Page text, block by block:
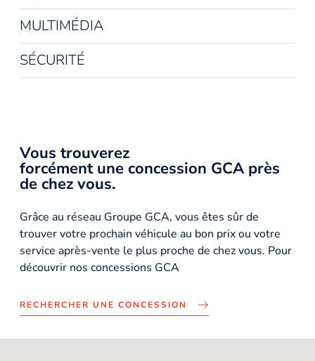
MULTIMÉDIA
SÉCURITÉ
Vous trouverez
forcément une concession GCA près
de chez vous.
Grâce au réseau Groupe GCA, vous êtes sûr de
trouver votre prochain véhicule au bon prix ou votre
service après-vente le plus proche de chez vous. Pour
découvrir nos concessions GCA
RECHERCHER UNE CONCESSION